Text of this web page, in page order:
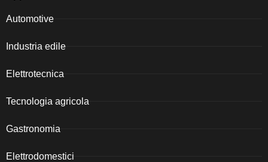
Automotive
Industria edile
Elettrotecnica
Tecnologia agricola
Gastronomia
Elettrodomestici